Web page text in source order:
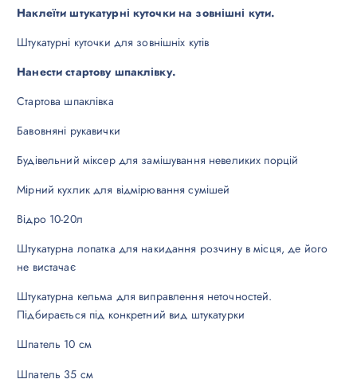
Наклеїти штукатурні куточки на зовнішні кути.
Штукатурні куточки для зовнішніх кутів
Нанести стартову шпаклівку.
Стартова шпаклівка
Бавовняні рукавички
Будівельний міксер для замішування невеликих порцій
Мірний кухлик для відмірювання сумішей
Відро 10-20л
Штукатурна лопатка для накидання розчину в місця, де його
не вистачає
Штукатурна кельма для виправлення неточностей.
Підбирається під конкретний вид штукатурки
Шпатель 10 см
Шпатель 35 см